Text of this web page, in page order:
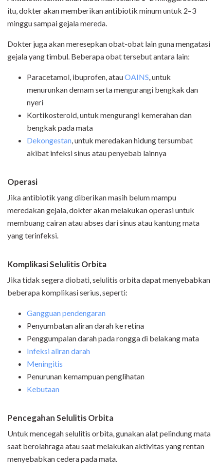
itu, dokter akan memberikan antibiotik minum untuk 2–3
minggu sampai gejala mereda.
Dokter juga akan meresepkan obat-obat lain guna mengatasi
gejala yang timbul. Beberapa obat tersebut antara lain:
Paracetamol, ibuprofen, atauOAINS, untuk
menurunkan demam serta mengurangi bengkak dan
nyeri
Kortikosteroid, untuk mengurangi kemerahan dan
bengkak pada mata
Dekongestan, untuk meredakan hidung tersumbat
akibat infeksi sinus atau penyebab lainnya
Operasi
Jika antibiotik yang diberikan masih belum mampu
meredakan gejala, dokter akan melakukan operasi untuk
membuang cairan atau abses dari sinus atau kantung mata
yang terinfeksi.
Komplikasi Selulitis Orbita
Jika tidak segera diobati, selulitis orbita dapat menyebabkan
beberapa komplikasi serius, seperti:
Gangguan pendengaran
Penyumbatan aliran darah ke retina
Penggumpalan darah pada rongga di belakang mata
Infeksi aliran darah
Meningitis
Penurunan kemampuan penglihatan
Kebutaan
Pencegahan Selulitis Orbita
Untuk mencegah selulitis orbita, gunakan alat pelindung mata
saat berolahraga atau saat melakukan aktivitas yang rentan
menyebabkan cedera pada mata.